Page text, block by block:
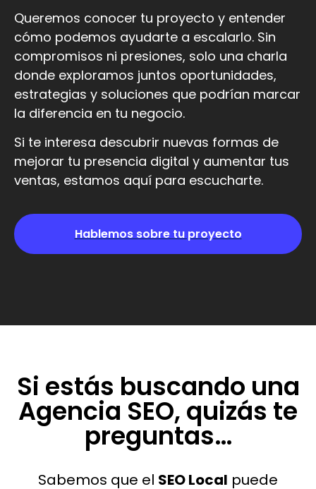
Queremos conocer tu proyecto y entender
cómo podemos ayudarte a escalarlo. Sin
compromisos ni presiones, solo una charla
donde exploramos juntos oportunidades,
estrategias y soluciones que podrían marcar
la diferencia en tu negocio.
Si te interesa descubrir nuevas formas de
mejorar tu presencia digital y aumentar tus
ventas, estamos aquí para escucharte.
Hablemos sobre tu proyecto
Si estás buscando una
Agencia SEO, quizás te
preguntas…
Sabemos que el SEO Local puede